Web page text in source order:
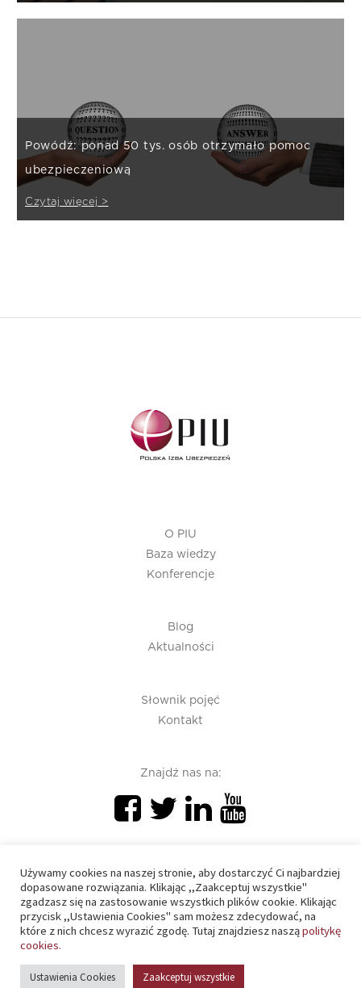
Powódź: ponad 50 tys. osób otrzymało pomoc
ubezpieczeniową
Czytaj więcej >
O PIU
Baza wiedzy
Konferencje
Blog
Aktualności
Słownik pojęć
Kontakt
Znajdź nas na:
PIU 2020 © All right reserved
Używamy cookies na naszej stronie, aby dostarczyć Ci najbardziej
dopasowane rozwiązania. Klikając ,,Zaakceptuj wszystkie"
zgadzasz się na zastosowanie wszystkich plików cookie. Klikając
przycisk ,,Ustawienia Cookies" sam możesz zdecydować, na
które z nich chcesz wyrazić zgodę. Tutaj znajdziesz nasząpolitykę
cookies.
Ustawienia Cookies Zaakceptuj wszystkie